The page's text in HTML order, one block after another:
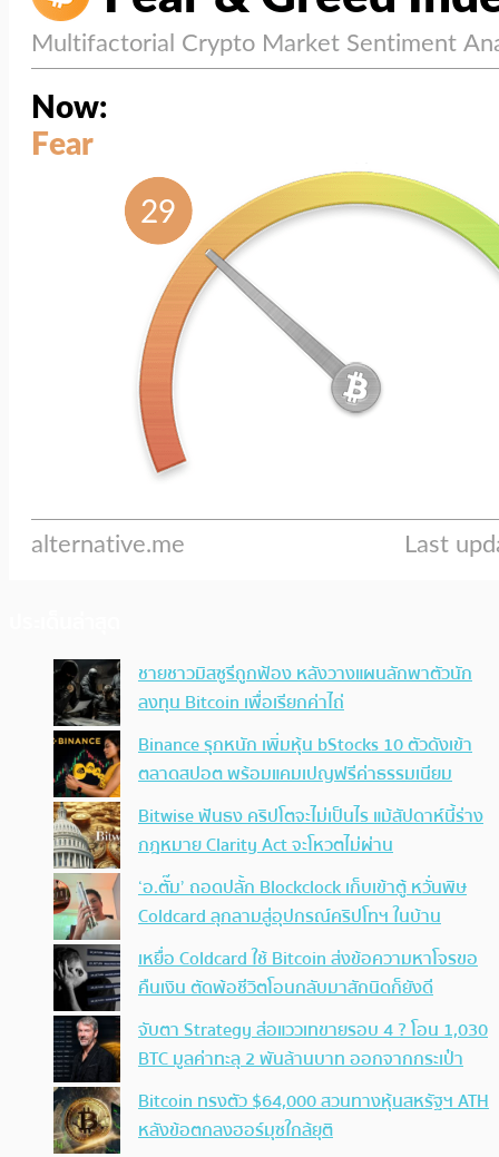
ชายชาวมิสซูรีถูกฟ้อง หลังวางแผนลักพาตัวนัก
ลงทุน Bitcoin เพื่อเรียกค่าไถ่
Binance รุกหนัก เพิ่มหุ้น bStocks 10 ตัวดังเข้า
ตลาดสปอต พร้อมแคมเปญฟรีค่าธรรมเนียม
Bitwise ฟันธง คริปโตจะไม่เป็นไร แม้สัปดาห์นี้ร่าง
กฎหมาย Clarity Act จะโหวตไม่ผ่าน
‘อ.ตั๊ม’ ถอดปลั้ก Blockclock เก็บเข้าตู้ หวั่นพิษ
Coldcard ลุกลามสู่อุปกรณ์คริปโทฯ ในบ้าน
เหยื่อ Coldcard ใช้ Bitcoin ส่งข้อความหาโจรขอ
คืนเงิน ตัดพ้อชีวิตโอนกลับมาสักนิดก็ยังดี
จับตา Strategy ส่อแววเทขายรอบ 4 ? โอน 1,030
BTC มูลค่าทะลุ 2 พันล้านบาท ออกจากกระเป๋า
Bitcoin ทรงตัว $64,000 สวนทางหุ้นสหรัฐฯ ATH
หลังข้อตกลงฮอร์มุซใกล้ยุติ